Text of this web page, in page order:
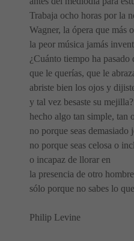
Trabaja ocho horas por la
Wagner, la ópera que más
la peor música jamás
¿Cuánto tiempo ha pasado
que le querías, que le
abriste bien los ojos y
y tal vez besaste su
hecho algo tan simple, tan
no porque seas demasiado
no porque seas celosa o
o incapaz de llorar en
la presencia de otro
sólo porque no sabes lo
Philip Levine